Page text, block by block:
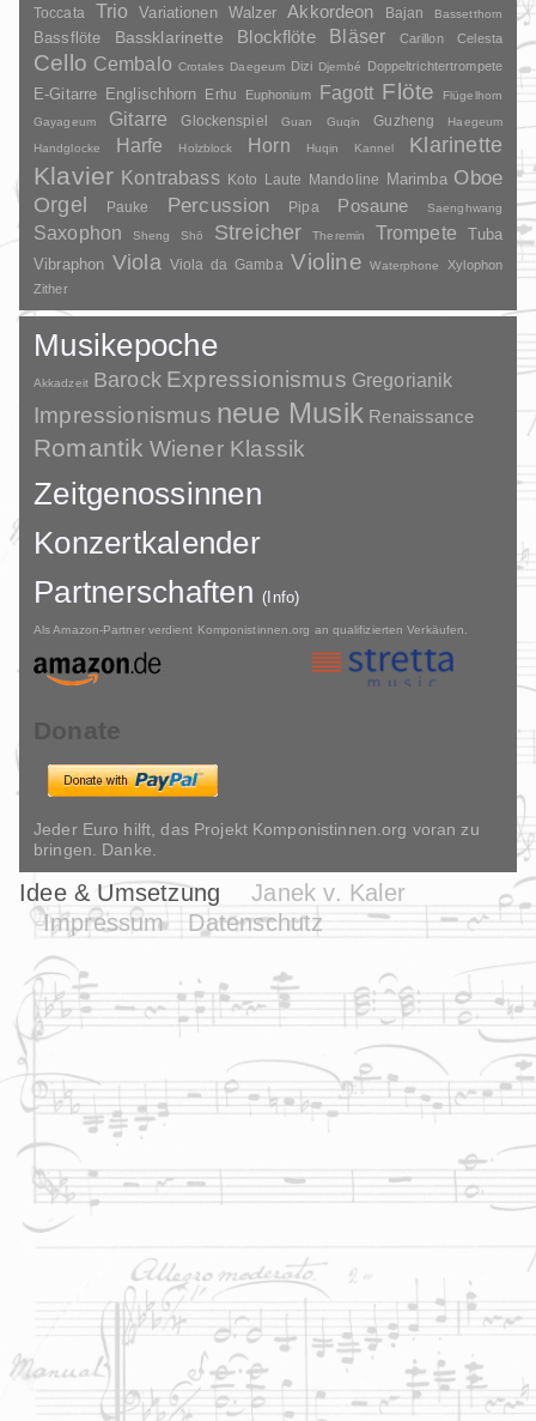
Toccata Trio Variationen Walzer Akkordeon Bajan Bassetthorn
Bassflöte Bassklarinette Blockflöte Bläser Carillon Celesta
Cello Cembalo Crotales Daegeum Dizi Djembé Doppeltrichtertrompete
E-Gitarre Englischhorn Erhu Euphonium Fagott Flöte
Flügelhorn
Gayageum
Gitarre Glockenspiel Guan Guqin Guzheng
Haegeum
Handglocke
Harfe Holzblock Horn Huqin Kannel Klarinette
Klavier Kontrabass Koto Laute Mandoline Marimba Oboe
Orgel Pauke Percussion Pipa Posaune Saenghwang
Saxophon Sheng Shō Streicher Theremin Trompete
Tuba
Vibraphon Viola Viola da Gamba Violine Waterphone
Xylophon
Zither
Musikepoche
Akkadzeit Barock Expressionismus Gregorianik
Impressionismus neue Musik Renaissance
Romantik Wiener Klassik
Zeitgenossinnen
Konzertkalender
Partnerschaften(Info)
Als Amazon-Partner verdient Komponistinnen.org an qualifizierten Verkäufen.
Donate
Jeder Euro hilft, das Projekt Komponistinnen.org voran zu
bringen. Danke.
Idee & Umsetzung
Janek v. Kaler
Impressum
Datenschutz